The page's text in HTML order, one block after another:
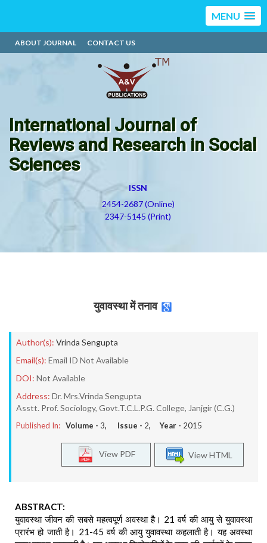
MENU
ABOUT JOURNAL CONTACT US
International Journal of
Reviews and Research in Social
Sciences
ISSN
2454-2687 (Online)
2347-5145 (Print)
युवावस्था में तनाव
Author(s): Vrinda Sengupta
Email(s): Email ID Not Available
DOI: Not Available
Address: Dr. Mrs.Vrinda Sengupta
Asstt. Prof. Sociology, Govt.T.C.L.P.G. College, Janjgir (C.G.)
Published In: Volume - 3, Issue - 2, Year - 2015
View HTML
View PDF
ABSTRACT:
युवावस्था जीवन की सबसे महत्वपूर्ण अवस्था है। 21 वर्ष की आयु से युवावस्था
प्रारंभ हो जाती है। 21-45 वर्ष की आयु युवावस्था कहलाती है। यह अवस्था